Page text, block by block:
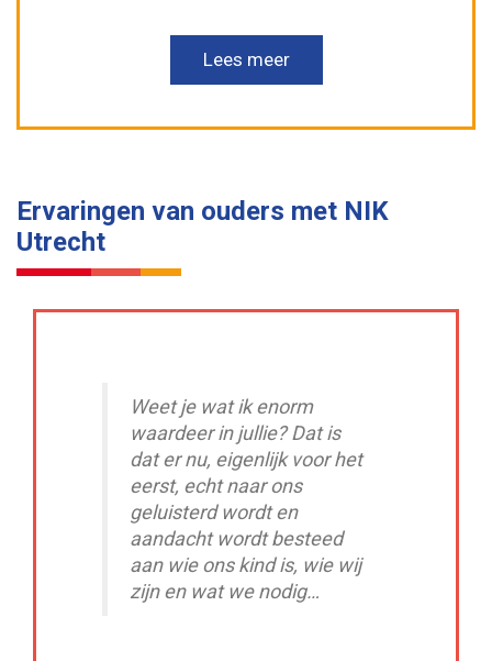
Lees meer
Ervaringen van ouders met NIK
Utrecht
Weet je wat ik enorm
waardeer in jullie? Dat is
dat er nu, eigenlijk voor het
eerst, echt naar ons
geluisterd wordt en
aandacht wordt besteed
aan wie ons kind is, wie wij
zijn en wat we nodig